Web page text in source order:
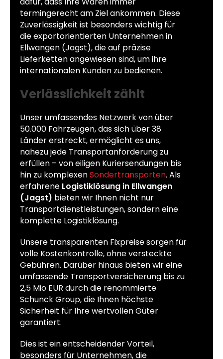
termingerecht am Ziel ankommen. Diese
Zuverlässigkeit ist besonders wichtig für
die exportorientierten Unternehmen in
Ellwangen (Jagst), die auf präzise
Lieferketten angewiesen sind, um ihre
internationalen Kunden zu bedienen.
Verlässlichkeit zählt
Unser umfassendes Netzwerk von über
50.000 Fahrzeugen, das sich über 38
Länder erstreckt, ermöglicht es uns,
nahezu jede Transportanforderung zu
erfüllen – von eiligen Kuriersendungen bis
hin zu komplexenSondertransporten. Als
erfahrene Logistiklösung in Ellwangen
(Jagst) bieten wir Ihnen nicht nur
Transportdienstleistungen, sondern eine
komplette Logistiklösung.
Unsere transparenten Fixpreise sorgen für
volle Kostenkontrolle, ohne versteckte
Gebühren. Darüber hinaus bieten wir eine
umfassende Transportversicherung bis zu
2,5 Mio EUR durch die renommierte
Schunck Group, die Ihnen höchste
Sicherheit für Ihre wertvollen Güter
garantiert.
Dies ist ein entscheidender Vorteil,
besonders für Unternehmen, die